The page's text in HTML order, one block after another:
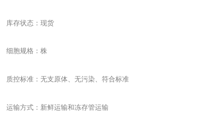
库存状态：现货
细胞规格 ：株
质控标准：无支原体、无污染、符合标准
运输方式：新鲜运输和冻存管运输